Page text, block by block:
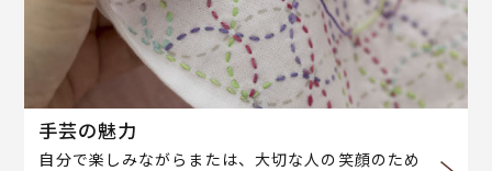
手芸の魅力
自分で楽しみながらまたは、大切な人の笑顔のため